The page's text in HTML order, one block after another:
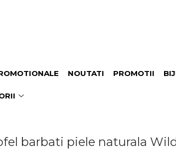
NOUTATI PROMOTII
barbati piele naturala